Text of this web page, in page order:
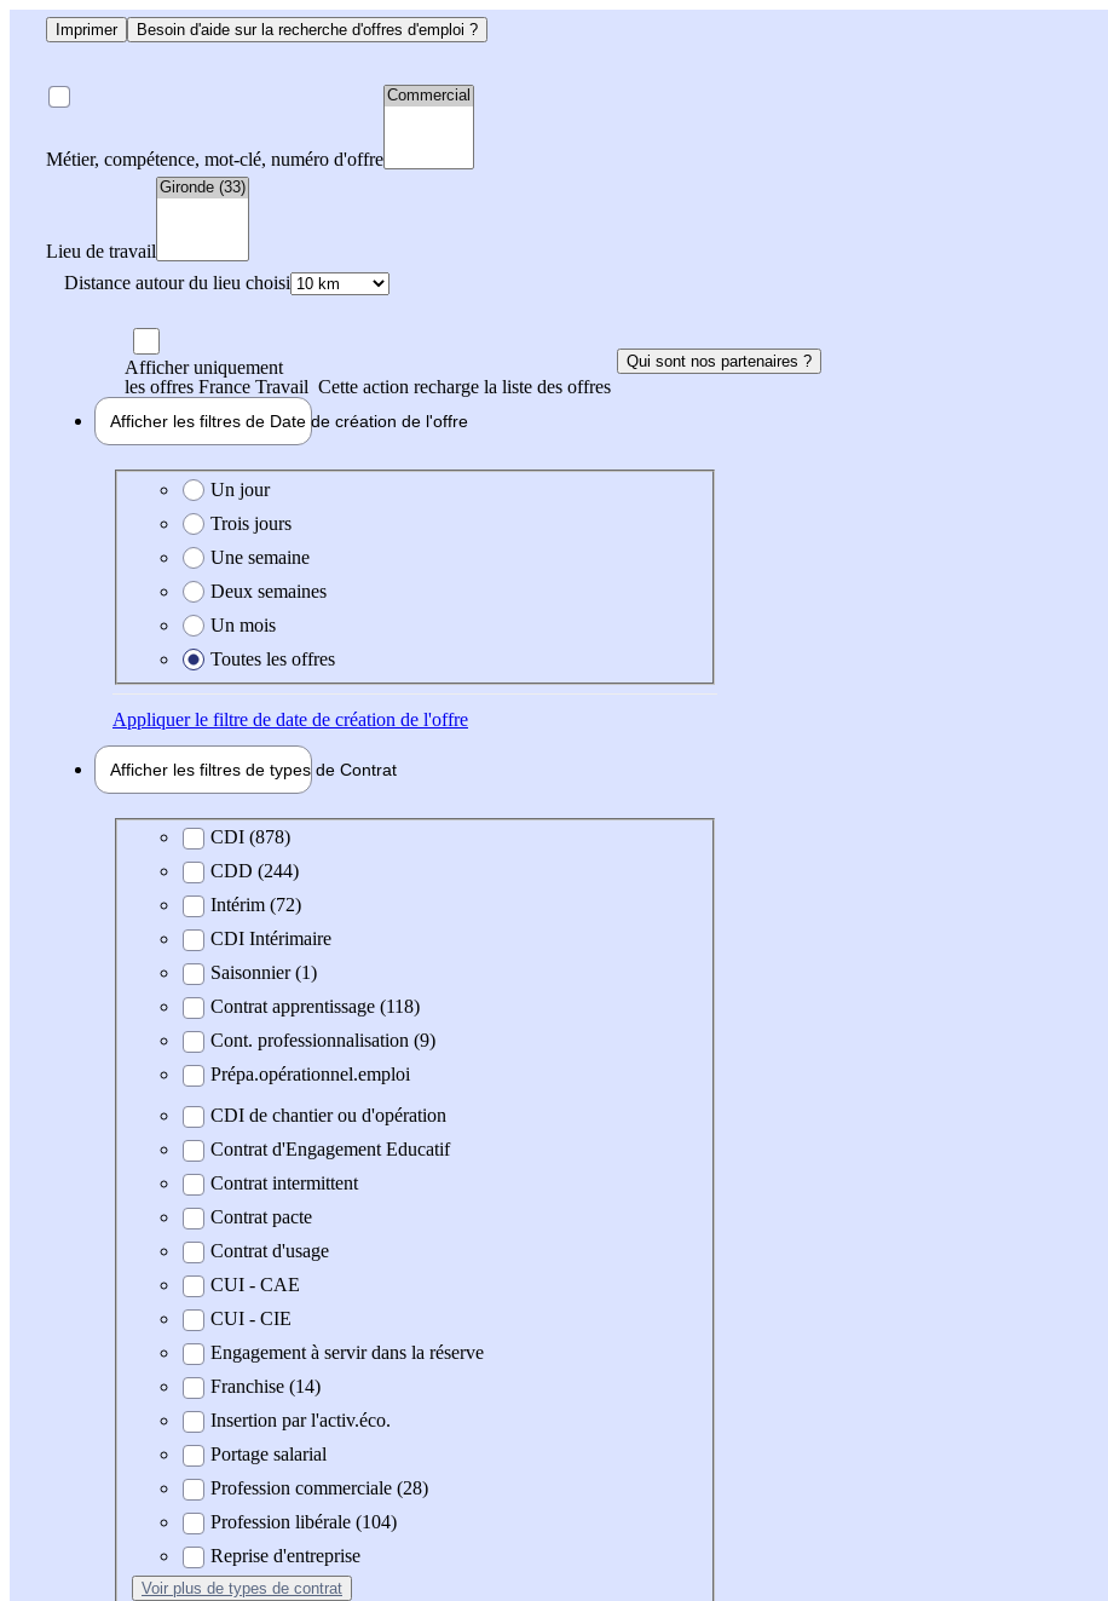
Imprimer Besoin d'aide sur la recherche d'offres d'emploi ?
Métier, compétence, mot-clé, numéro d'offre
Lieu de travail
Distance autour du lieu choisi
Afficher uniquement
les offres France Travail Cette action recharge la liste des offres
Qui sont nos partenaires ?
Afficher les filtres de Date de création de l'offre
Date de création de l'offre
Un jour
Trois jours
Une semaine
Deux semaines
Un mois
Toutes les offres
Appliquerle filtre de date de création de l'offre
Afficher les filtres de types de Contrat
Type de contratCDI (878)
CDD (244)
Intérim (72)
CDI Intérimaire
Saisonnier (1)
Contrat apprentissage (118)
Cont. professionnalisation (9)
Prépa.opérationnel.emploi
CDI de chantier ou d'opération
Contrat d'Engagement Educatif
Contrat intermittent
Contrat pacte
Contrat d'usage
CUI - CAE
CUI - CIE
Engagement à servir dans la réserve
Franchise (14)
Insertion par l'activ.éco.
Portage salarial
Profession commerciale (28)
Profession libérale (104)
Reprise d'entreprise
Voir plus de types de contrat